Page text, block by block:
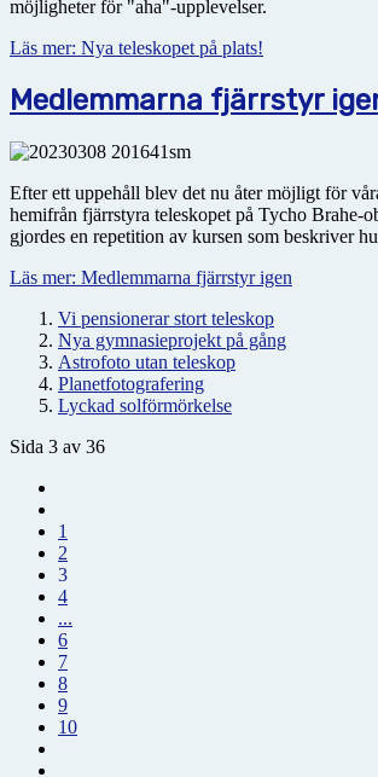
möjligheter för "aha"-upplevelser.
Läs mer: Nya teleskopet på plats!
Medlemmarna fjärrstyr
Efter ett uppehåll blev det nu åter möjligt för
hemifrån fjärrstyra teleskopet på Tycho Brahe-
gjordes en repetition av kursen som beskriver
Läs mer: Medlemmarna fjärrstyr igen
Vi pensionerar stort teleskop
Nya gymnasieprojekt på gång
Astrofoto utan teleskop
Planetfotografering
Lyckad solförmörkelse
Sida 3 av 36
1
2
3
4
...
6
7
8
9
10